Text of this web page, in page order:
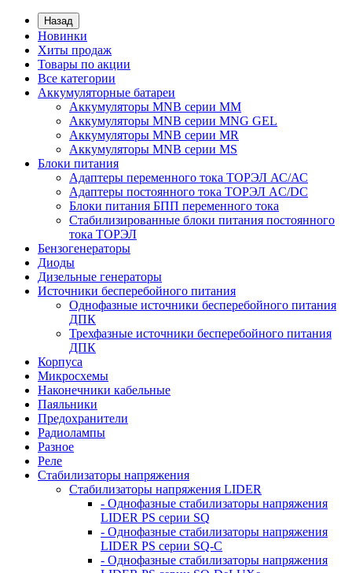
Назад
Новинки
Хиты продаж
Товары по акции
Все категории
Аккумуляторные батареи
Аккумуляторы MNB серии MM
Аккумуляторы MNB серии MNG GEL
Аккумуляторы MNB серии MR
Аккумуляторы MNB серии MS
Блоки питания
Адаптеры переменного тока ТОРЭЛ АС/АС
Адаптеры постоянного тока ТОРЭЛ AC/DC
Блоки питания БПП переменного тока
Стабилизированные блоки питания постоянного
тока ТОРЭЛ
Бензогенераторы
Диоды
Дизельные генераторы
Источники бесперебойного питания
Однофазные источники бесперебойного питания
ДПК
Трехфазные источники бесперебойного питания
ДПК
Корпуса
Микросхемы
Наконечники кабельные
Паяльники
Предохранители
Радиолампы
Разное
Реле
Стабилизаторы напряжения
Стабилизаторы напряжения LIDER
- Однофазные стабилизаторы напряжения
LIDER PS серии SQ
- Однофазные стабилизаторы напряжения
LIDER PS серии SQ-C
- Однофазные стабилизаторы напряжения